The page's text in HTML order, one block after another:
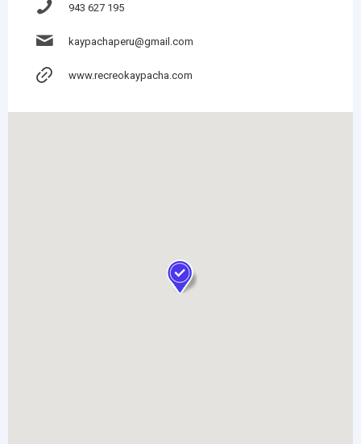
943 627 195
kaypachaperu@gmail.com
www.recreokaypacha.com